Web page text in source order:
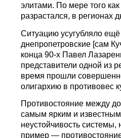
элитами. По мере того
разрастался, в регионах
Ситуацию усугубляло
днепропетровские [сам
конца 90-х Павел
представители одной из
время прошли
олигархию в противовес
Противостояние между
самым ярким и
неустойчивость
пример —